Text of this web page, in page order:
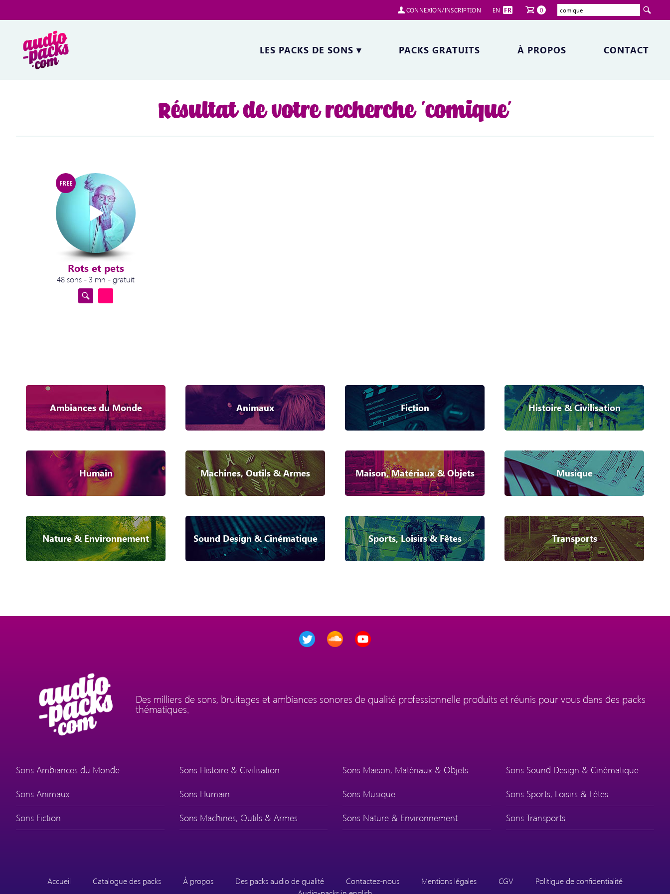
CONNEXION/INSCRIPTION EN FR 0
LES PACKS DE SONS ▾ PACKS GRATUITS À PROPOS CONTACT
Résultat de votre recherche 'comique'
FREE
Rots et pets
48 sons - 3 mn - gratuit
Ambiances du Monde Animaux Fiction Histoire & Civilisation
Humain Machines, Outils & Armes Maison, Matériaux & Objets Musique
Nature & Environnement Sound Design & Cinématique Sports, Loisirs & Fêtes Transports
Des milliers de sons, bruitages et ambiances sonores de qualité professionnelle produits et réunis pour vous dans des packs
thématiques.
Sons Ambiances du Monde
Sons Animaux
Sons Fiction
Sons Histoire & Civilisation
Sons Humain
Sons Machines, Outils & Armes
Sons Maison, Matériaux & Objets
Sons Musique
Sons Nature & Environnement
Sons Sound Design & Cinématique
Sons Sports, Loisirs & Fêtes
Sons Transports
Accueil Catalogue des packs À propos Des packs audio de qualité Contactez-nous Mentions légales CGV
Politique de confidentialité